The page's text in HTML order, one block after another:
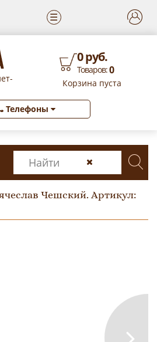
☰
0 руб.
Товаров:0
Корзина пуста
Телефоны
Чешский. Артикул: